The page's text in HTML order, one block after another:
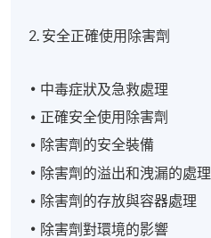
2. 安全正確使用除害劑
中毒症狀及急救處理
正確安全使用除害劑
除害劑的安全裝備
除害劑的溢出和洩漏的處理
除害劑的存放與容器處理
除害劑對環境的影響